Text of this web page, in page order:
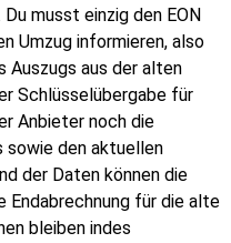
musst einzig den EON
Umzug informieren, also
Auszugs aus der alten
Schlüsselübergabe für
Anbieter noch die
sowie den aktuellen
der Daten können die
Endabrechnung für die alte
bleiben indes